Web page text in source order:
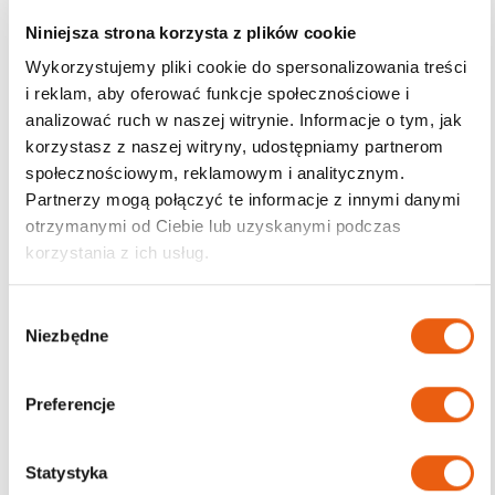
Niniejsza strona korzysta z plików cookie
Wykorzystujemy pliki cookie do spersonalizowania treści
i reklam, aby oferować funkcje społecznościowe i
analizować ruch w naszej witrynie. Informacje o tym, jak
korzystasz z naszej witryny, udostępniamy partnerom
społecznościowym, reklamowym i analitycznym.
Partnerzy mogą połączyć te informacje z innymi danymi
otrzymanymi od Ciebie lub uzyskanymi podczas
korzystania z ich usług.
Niezbędne
Preferencje
Statystyka
Darmowa dostawa
od 200zł